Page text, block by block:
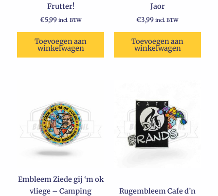
Frutter!
€5,99 incl. BTW
Toevoegen aan
winkelwagen
Jaor
€3,99 incl. BTW
Toevoegen aan
winkelwagen
Embleem Ziede gij ‘m ok
vliege – Camping
Rugembleem Cafe d’n